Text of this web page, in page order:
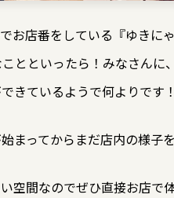
お店番をしている『ゆき
とといったら！みなさん
きているようで何よりです！
まってからまだ店内の様子
空間なのでぜひ直接お店